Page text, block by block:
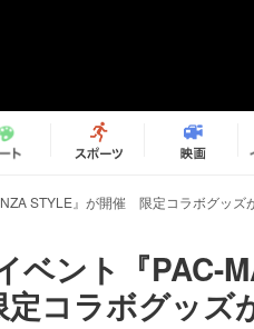
STYLE』が開催 限定コラボグッズ
ベント『PAC-
コラボグッズ